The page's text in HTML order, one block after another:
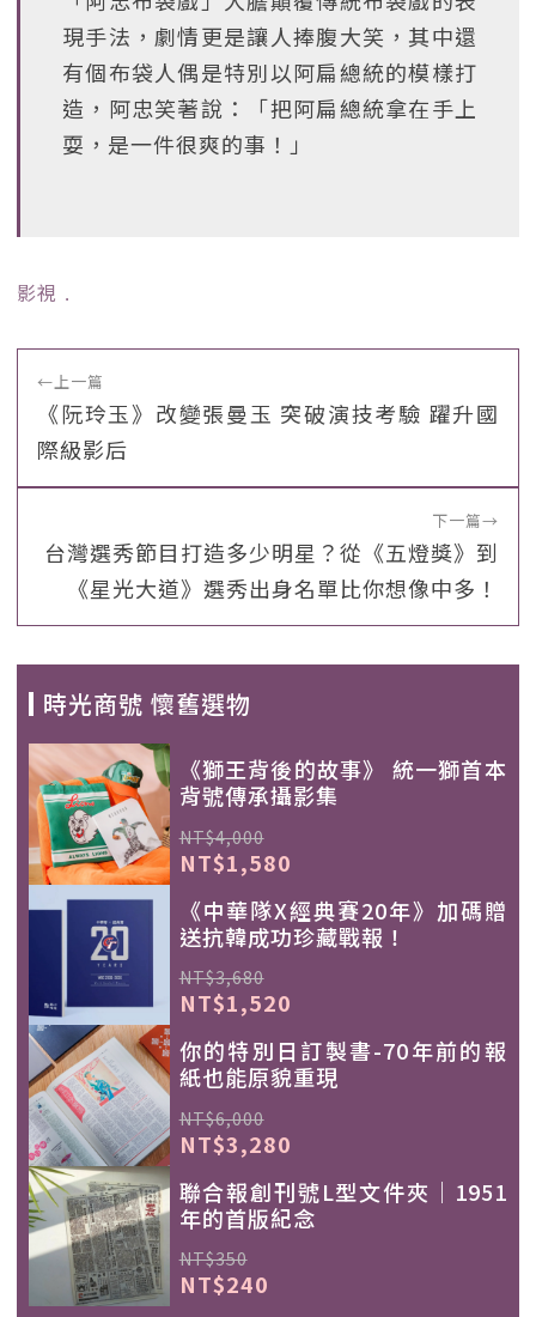
現手法，劇情更是讓人捧腹大笑，其中還
有個布袋人偶是特別以阿扁總統的模樣打
造，阿忠笑著說：「把阿扁總統拿在手上
耍，是一件很爽的事！」
影視 ﹒
←上一篇
《阮玲玉》改變張曼玉 突破演技考驗 躍升國
際級影后
下一篇→
台灣選秀節目打造多少明星？從《五燈獎》到
《星光大道》選秀出身名單比你想像中多！
時光商號 懷舊選物
《獅王背後的故事》 統一獅首本
背號傳承攝影集
NT$4,000
NT$1,580
《中華隊X經典賽20年》加碼贈
送抗韓成功珍藏戰報！
NT$3,680
NT$1,520
你的特別日訂製書-70年前的報
紙也能原貌重現
NT$6,000
NT$3,280
聯合報創刊號L型文件夾｜1951
年的首版紀念
NT$350
NT$240